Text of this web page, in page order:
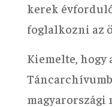
kerek
foglalkozni az
Kiemelte, hogy
magyarországi